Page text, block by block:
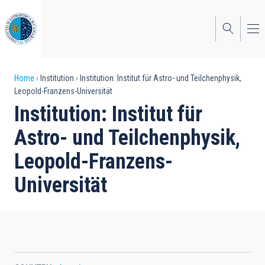
to
main
content
Breadcrumb
Home Institution
Institution: Institut für Astro- und Teilchenphysik,
Leopold-Franzens-Universität
Institution: Institut für
Astro- und Teilchenphysik,
Leopold-Franzens-
Universität